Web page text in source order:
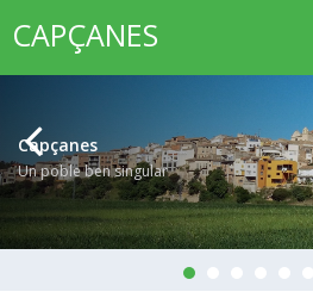
CAPÇANES
Capçanes
Un poble ben singular